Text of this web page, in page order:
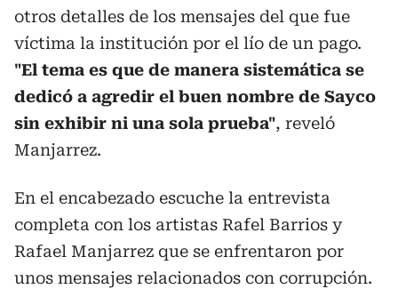
otros detalles de los mensajes del que fue
víctima la institución por el lío de un pago.
"El tema es que de manera sistemática se
dedicó a agredir el buen nombre de Sayco
sin exhibir ni una sola prueba", reveló
Manjarrez.
En el encabezado escuche la entrevista
completa con los artistas Rafel Barrios y
Rafael Manjarrez que se enfrentaron por
unos mensajes relacionados con corrupción.